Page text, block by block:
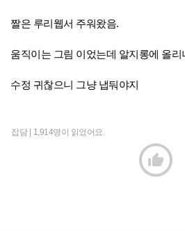
짤은 루리웹서 주워왔음.
움직이는 그림 이었는데 알지롱에 올리
수정 귀찮으니 그냥 냅둬야지
잡담 | 1,914명이 읽었어요.
